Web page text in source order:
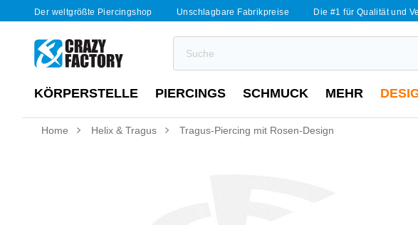
Der weltgrößte Piercingshop Unschlagbare Fabrikpreise Die #1 für Qualität und
KÖRPERSTELLE PIERCINGS SCHMUCK MEHR
Home Helix & Tragus Tragus-Piercing mit Rosen-Design